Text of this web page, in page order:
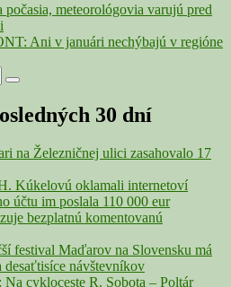
počasia, meteorológovia varujú pred
Ani v januári nechýbajú v regióne
Search
30 dní
na Železničnej ulici zasahovalo 17
Kúkelovú oklamali internetoví
účtu im poslala 110 000 eur
bezplatnú komentovanú
festival Maďarov na Slovensku má
návštevníkov
cykloceste R. Sobota – Poltár